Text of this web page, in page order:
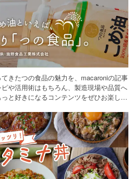
きたつの食品の魅力を、macaroniの記事
や活用術はもちろん、製造現場や品質へ
と好きになるコンテンツをぜひお楽しみ